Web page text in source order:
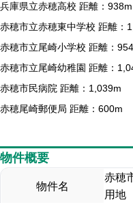
兵庫県立赤穂高校 距離：938m
赤穂市立赤穂東中学校 距離：
赤穂市立尾崎小学校 距離：
赤穂市立尾崎幼稚園 距離：
赤穂市民病院 距離：1,039m
赤穂尾崎郵便局 距離：600m
物件概要
物件名
赤穂
用地